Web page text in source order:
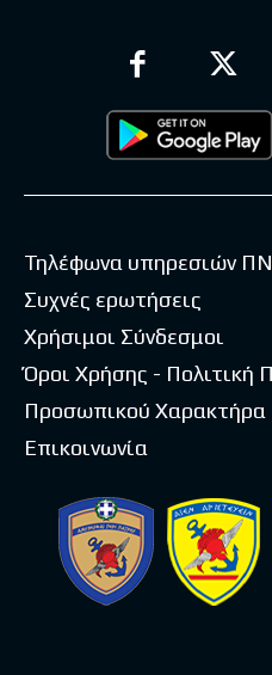
Τηλέφωνα υπηρεσιών ΠΝ
Συχνές ερωτήσεις
Χρήσιμοι Σύνδεσμοι
Όροι Χρήσης - Πολιτική
Προσωπικού Χαρακτήρα
Επικοινωνία